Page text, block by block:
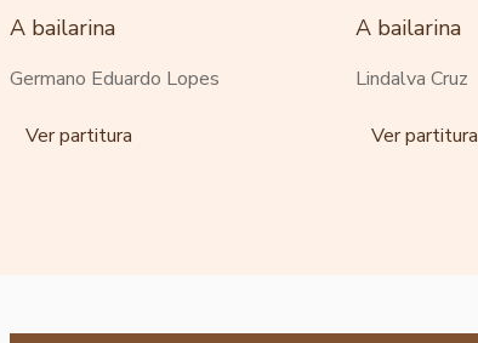
A bailarina
Germano Eduardo Lopes
Ver partitura
A bailarina
Lindalva Cruz
Ver partitura